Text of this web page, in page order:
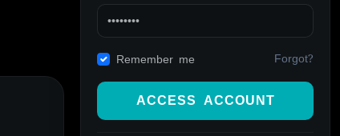
Remember me Forgot?
ACCESS ACCOUNT